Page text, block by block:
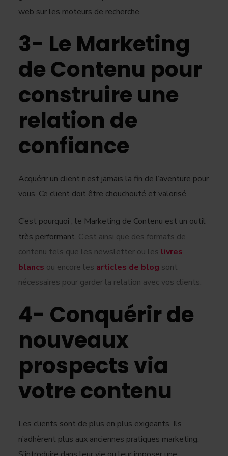
web sur les moteurs de recherche.
3- Le Marketing
de Contenu pour
construire une
relation de
confiance
Acquérir un client n’est jamais la fin de l’aventure pour
vous. Ce client doit être chouchouté et valorisé.
C’est pourquoi , le Marketing de Contenu est un outil
très performant. C’est ainsi que des formats de
contenu tels que les newsletter ou les livres
blancs ou encore les articles de blog sont
nécessaires pour garder la relation avec vos clients.
4- Conquérir de
nouveaux
prospects via
votre contenu
Les clients sont de plus en plus exigeants. Ils
n’adhèrent plus aux anciennes pratiques marketing.